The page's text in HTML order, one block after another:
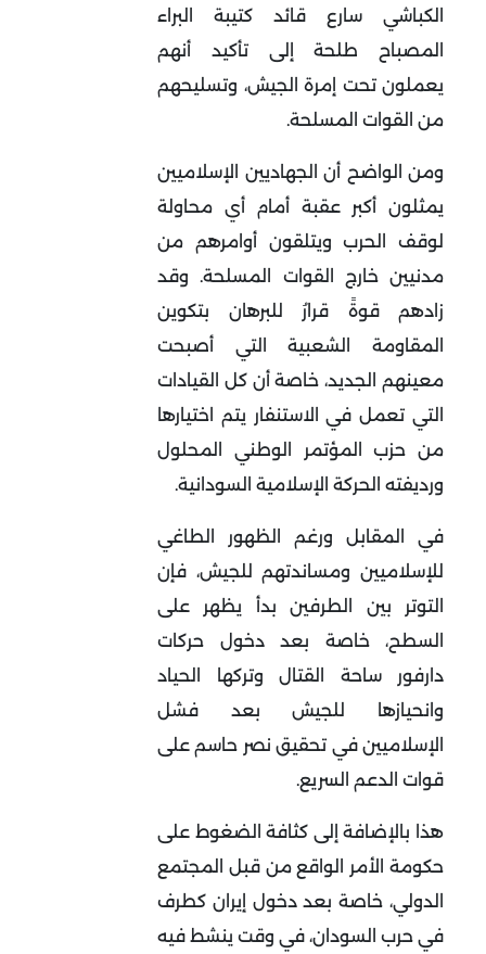
الكباشي سارع قائد كتيبة البراء
المصباح طلحة إلى تأكيد أنهم
يعملون تحت إمرة الجيش، وتسليحهم
من القوات المسلحة.
ومن الواضح أن الجهاديين الإسلاميين
يمثلون أكبر عقبة أمام أي محاولة
لوقف الحرب ويتلقون أوامرهم من
مدنيين خارج القوات المسلحة. وقد
زادهم قوةً قرارُ للبرهان بتكوين
المقاومة الشعبية التي أصبحت
معينهم الجديد، خاصة أن كل القيادات
التي تعمل في الاستنفار يتم اختيارها
من حزب المؤتمر الوطني المحلول
ورديفته الحركة الإسلامية السودانية.
في المقابل ورغم الظهور الطاغي
للإسلاميين ومساندتهم للجيش، فإن
التوتر بين الطرفين بدأ يظهر على
السطح، خاصة بعد دخول حركات
دارفور ساحة القتال وتركها الحياد
وانحيازها للجيش بعد فشل
الإسلاميين في تحقيق نصر حاسم على
قوات الدعم السريع.
هذا بالإضافة إلى كثافة الضغوط على
حكومة الأمر الواقع من قبل المجتمع
الدولي، خاصة بعد دخول إيران كطرف
في حرب السودان، في وقت ينشط فيه